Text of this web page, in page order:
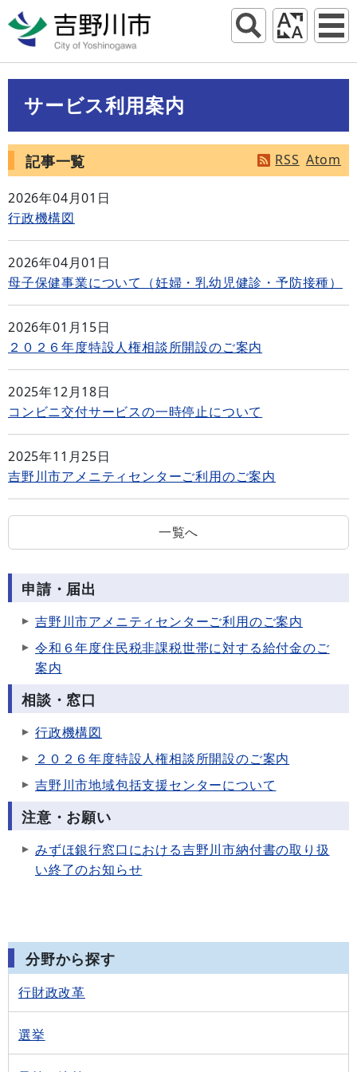
サービス利用案内
記事一覧 RSS Atom
2026年04月01日
行政機構図
2026年04月01日
母子保健事業について（妊婦・乳幼児健診・予防接種）
2026年01月15日
２０２６年度特設人権相談所開設のご案内
2025年12月18日
コンビニ交付サービスの一時停止について
2025年11月25日
吉野川市アメニティセンターご利用のご案内
一覧へ
申請・届出
吉野川市アメニティセンターご利用のご案内
令和６年度住民税非課税世帯に対する給付金のご
案内
相談・窓口
行政機構図
２０２６年度特設人権相談所開設のご案内
吉野川市地域包括支援センターについて
注意・お願い
みずほ銀行窓口における吉野川市納付書の取り扱
い終了のお知らせ
分野から探す
行財政改革
選挙